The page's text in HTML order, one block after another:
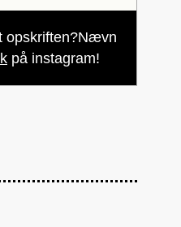
opskriften?Nævn
på instagram!